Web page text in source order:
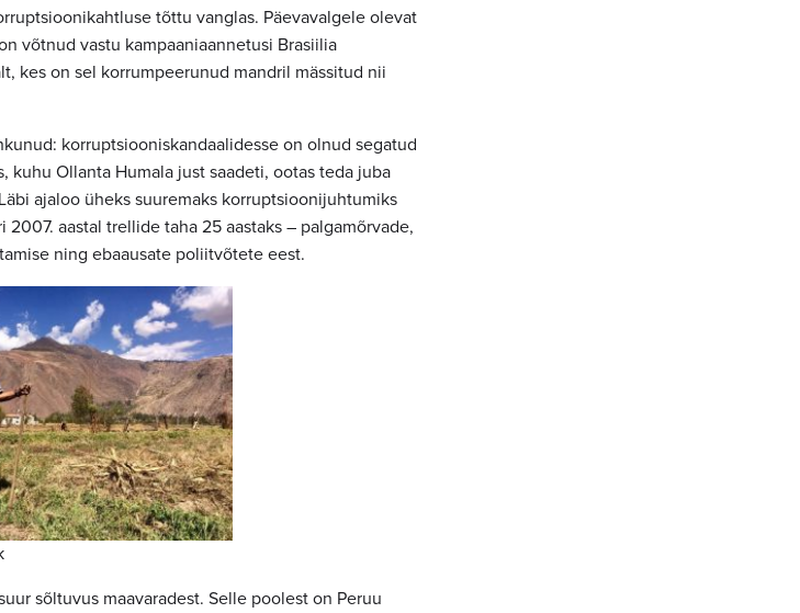
tõttu vanglas. Päevavalgele olevat
võtnud vastu kampaaniaannetusi Brasiilia
kes on sel korrumpeerunud mandril mässitud nii
korruptsiooniskandaalidesse on olnud segatud
kuhu Ollanta Humala just saadeti, ootas teda juba
ajaloo üheks suuremaks korruptsioonijuhtumiks
aastal trellide taha 25 aastaks – palgamõrvade,
ning ebaausate poliitvõtete eest.
sõltuvus maavaradest. Selle poolest on Peruu